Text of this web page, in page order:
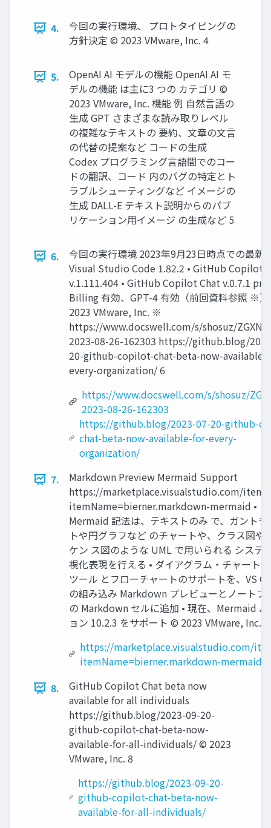
4.
今回の実⾏環境、 プロトタイピングの
⽅針決定 © 2023 VMware, Inc. 4
5.
OpenAI AI モデルの機能 OpenAI AI モ
デルの機能 は主に3 つの カテゴリ ©
2023 VMware, Inc. 機能 例 ⾃然⾔語の
⽣成 GPT さまざまな読み取りレベル
の複雑なテキストの 要約、⽂章の⽂⾔
の代替の提案など コードの⽣成
Codex プログラミング⾔語間でのコー
ドの翻訳、コード 内のバグの特定とト
ラブルシューティングなど イメージの
⽣成 DALL-E テキスト説明からのパブ
リケーション⽤イメージ の⽣成など 5
6.
今回の実⾏環境 2023年9⽉23⽇時点での最新
Visual Studio Code 1.82.2 • GitHub Copilot
v.1.111.404 • GitHub Copilot Chat v.0.7.1
Billing 有効、GPT-4 有効（前回資料参照 ※
2023 VMware, Inc. ※
https://www.docswell.com/s/shosuz/
2023-08-26-162303 https://github.blog/
20-github-copilot-chat-beta-now-available-
every-organization/ 6
https://www.docswell.com/s/shosuz/
2023-08-26-162303
https://github.blog/2023-07-20-github-
chat-beta-now-available-for-every-
organization/
7.
Markdown Preview Mermaid Support
https://marketplace.visualstudio.com/
itemName=bierner.markdown-mermaid •
Mermaid 記法は、テキストのみ で、ガントチ
トや円グラフなど のチャートや、クラス図や
ケン ス図のような UML で⽤いられる システ
視化表現を⾏える • ダイアグラム・チャート
ツール とフローチャートのサポートを、VS
の組み込み Markdown プレビューとノートブ
の Markdown セルに追加 • 現在、Mermaid
ョン 10.2.3 をサポート © 2023 VMware, Inc. 7
https://marketplace.visualstudio.com/
itemName=bierner.markdown-mermaid
8.
GitHub Copilot Chat beta now
available for all individuals
https://github.blog/2023-09-20-
github-copilot-chat-beta-now-
available-for-all-individuals/ © 2023
VMware, Inc. 8
https://github.blog/2023-09-20-
github-copilot-chat-beta-now-
available-for-all-individuals/